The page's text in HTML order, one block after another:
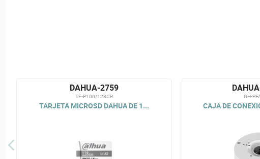
DAHUA-2759
TF-P100/128GB
TARJETA MICROSD DAHUA DE 1...
DH-
CAJA DE